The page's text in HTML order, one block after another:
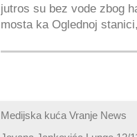
jutros su bez vode zbog
mosta ka Oglednoj
Medijska kuća Vranje News